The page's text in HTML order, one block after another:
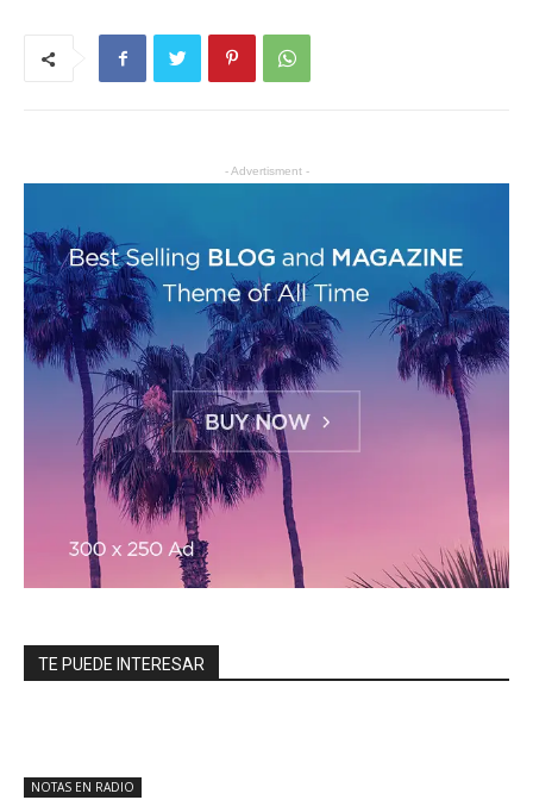
- Advertisment -
TE PUEDE INTERESAR